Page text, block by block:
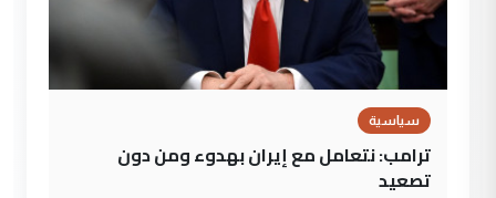
سياسية
ترامب: نتعامل مع إيران بهدوء ومن دون
تصعيد